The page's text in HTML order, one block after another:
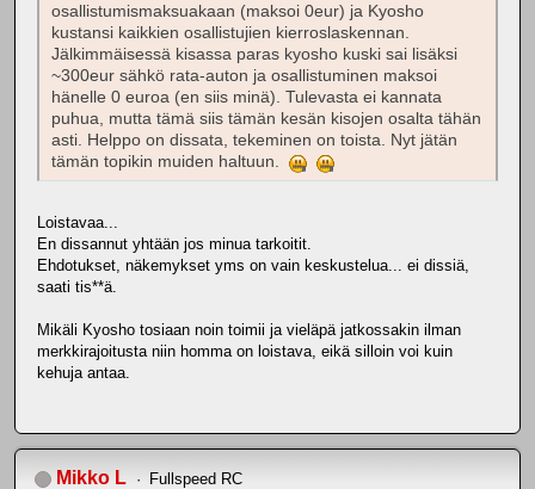
osallistumismaksuakaan (maksoi 0eur) ja Kyosho
kustansi kaikkien osallistujien kierroslaskennan.
Jälkimmäisessä kisassa paras kyosho kuski sai lisäksi
~300eur sähkö rata-auton ja osallistuminen maksoi
hänelle 0 euroa (en siis minä). Tulevasta ei kannata
puhua, mutta tämä siis tämän kesän kisojen osalta tähän
asti. Helppo on dissata, tekeminen on toista. Nyt jätän
tämän topikin muiden haltuun.
Loistavaa...
En dissannut yhtään jos minua tarkoitit.
Ehdotukset, näkemykset yms on vain keskustelua... ei dissiä,
saati tis**ä.
Mikäli Kyosho tosiaan noin toimii ja vieläpä jatkossakin ilman
merkkirajoitusta niin homma on loistava, eikä silloin voi kuin
kehuja antaa.
Mikko L Fullspeed RC